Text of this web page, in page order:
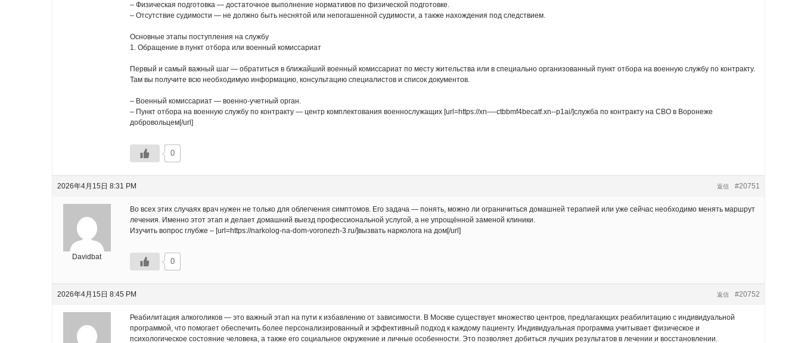
– Физическая подготовка — достаточное выполнение нормативов по физической подготовке.
– Отсутствие судимости — не должно быть неснятой или непогашенной судимости, а также нахождения под следствием.
Основные этапы поступления на службу
1. Обращение в пункт отбора или военный комиссариат
Первый и самый важный шаг — обратиться в ближайший военный комиссариат по месту жительства или в специально организованный пункт отбора на военную службу по контракту.
Там вы получите всю необходимую информацию, консультацию специалистов и список документов.
– Военный комиссариат — военно-учетный орган.
– Пункт отбора на военную службу по контракту — центр комплектования военнослужащих [url=https://xn—-ctbbmf4becatf.xn--p1ai/]служба по контракту на СВО в Воронеже
добровольцем[/url]
0
2026年4月15日 8:31 PM #20751
返信
Davidbat
Во всех этих случаях врач нужен не только для облегчения симптомов. Его задача — понять, можно ли ограничиться домашней терапией или уже сейчас необходимо менять маршрут
лечения. Именно этот этап и делает домашний выезд профессиональной услугой, а не упрощённой заменой клиники.
Изучить вопрос глубже – [url=https://narkolog-na-dom-voronezh-3.ru/]вызвать нарколога на дом[/url]
0
2026年4月15日 8:45 PM #20752
返信
Реабилитация алкоголиков — это важный этап на пути к избавлению от зависимости. В Москве существует множество центров, предлагающих реабилитацию с индивидуальной
программой, что помогает обеспечить более персонализированный и эффективный подход к каждому пациенту. Индивидуальная программа учитывает физическое и
психологическое состояние человека, а также его социальное окружение и личные особенности. Это позволяет добиться лучших результатов в лечении и восстановлении.